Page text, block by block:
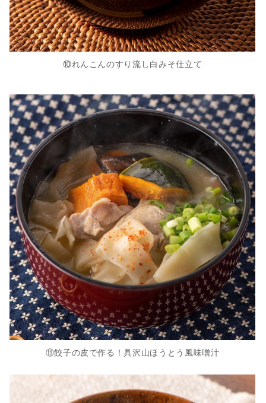
⑩れんこんのすり流し白みそ仕立て
⑪餃子の皮で作る！具沢山ほうとう風味噌汁